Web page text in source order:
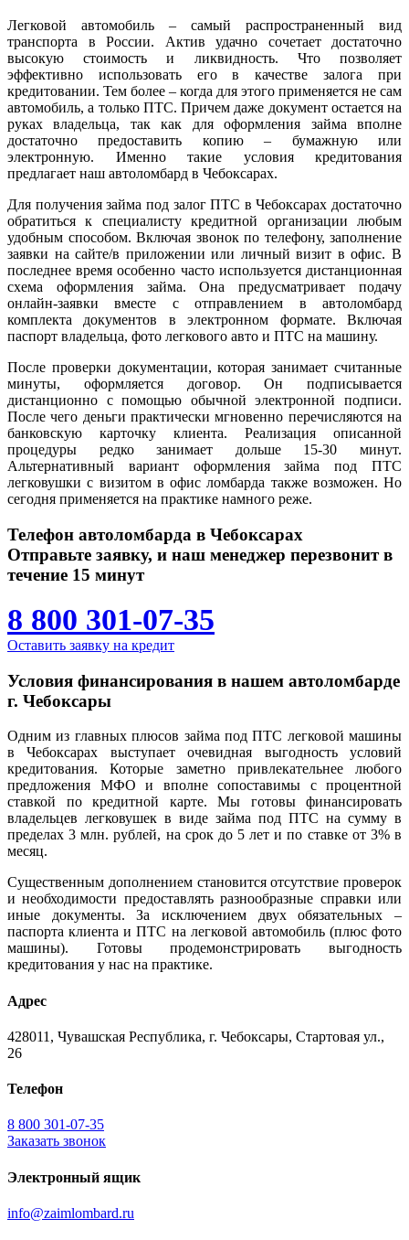
Легковой автомобиль – самый распространенный вид
транспорта в России. Актив удачно сочетает достаточно
высокую стоимость и ликвидность. Что позволяет
эффективно использовать его в качестве залога при
кредитовании. Тем более – когда для этого применяется не сам
автомобиль, а только ПТС. Причем даже документ остается на
руках владельца, так как для оформления займа вполне
достаточно предоставить копию – бумажную или
электронную. Именно такие условия кредитования
предлагает наш автоломбард в Чебоксарах.
Для получения займа под залог ПТС в Чебоксарах достаточно
обратиться к специалисту кредитной организации любым
удобным способом. Включая звонок по телефону, заполнение
заявки на сайте/в приложении или личный визит в офис. В
последнее время особенно часто используется дистанционная
схема оформления займа. Она предусматривает подачу
онлайн-заявки вместе с отправлением в автоломбард
комплекта документов в электронном формате. Включая
паспорт владельца, фото легкового авто и ПТС на машину.
После проверки документации, которая занимает считанные
минуты, оформляется договор. Он подписывается
дистанционно с помощью обычной электронной подписи.
После чего деньги практически мгновенно перечисляются на
банковскую карточку клиента. Реализация описанной
процедуры редко занимает дольше 15-30 минут.
Альтернативный вариант оформления займа под ПТС
легковушки с визитом в офис ломбарда также возможен. Но
сегодня применяется на практике намного реже.
Телефон автоломбарда в Чебоксарах
Отправьте заявку, и наш менеджер перезвонит в
течение 15 минут
8 800 301-07-35
Оставить заявку на кредит
Условия финансирования в нашем автоломбарде
г. Чебоксары
Одним из главных плюсов займа под ПТС легковой машины
в Чебоксарах выступает очевидная выгодность условий
кредитования. Которые заметно привлекательнее любого
предложения МФО и вполне сопоставимы с процентной
ставкой по кредитной карте. Мы готовы финансировать
владельцев легковушек в виде займа под ПТС на сумму в
пределах 3 млн. рублей, на срок до 5 лет и по ставке от 3% в
месяц.
Существенным дополнением становится отсутствие проверок
и необходимости предоставлять разнообразные справки или
иные документы. За исключением двух обязательных –
паспорта клиента и ПТС на легковой автомобиль (плюс фото
машины). Готовы продемонстрировать выгодность
кредитования у нас на практике.
Адрес
428011, Чувашская Республика, г. Чебоксары, Стартовая ул.,
26
Телефон
8 800 301-07-35
Заказать звонок
Электронный ящик
info@zaimlombard.ru